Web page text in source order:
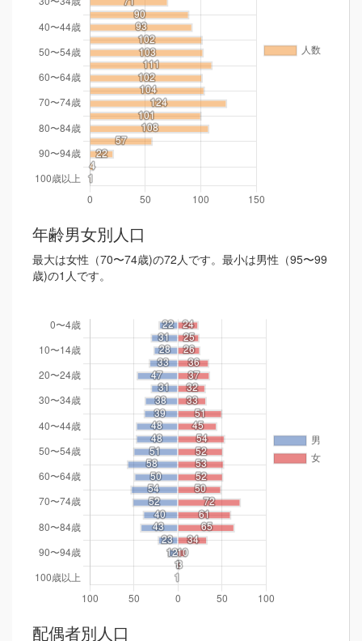
年齢男女別人口
最大は女性（70〜74歳)の72人です。最小は男性（95〜99
歳)の1人です。
配偶者別人口